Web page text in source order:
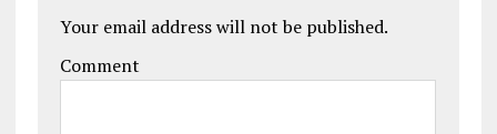
Your email address will not be published.
Comment